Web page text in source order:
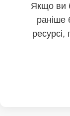
Якщо ви
раніше